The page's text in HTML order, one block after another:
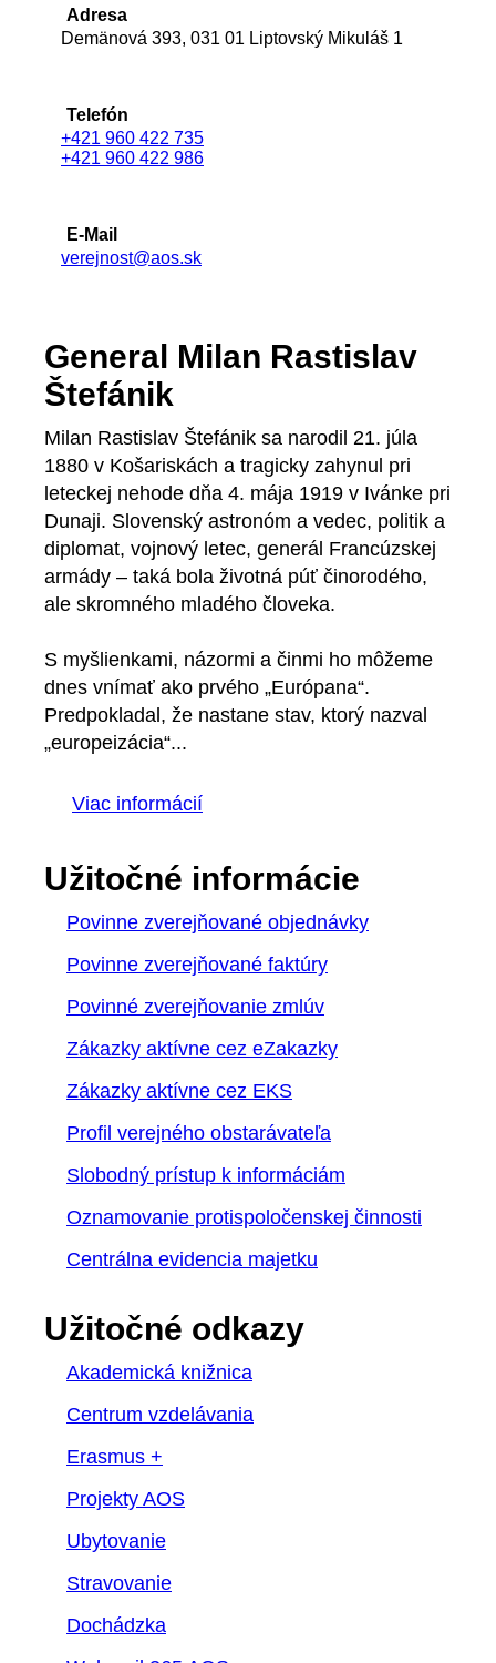
Adresa
Demänová 393, 031 01 Liptovský Mikuláš 1
Telefón
+421 960 422 735
+421 960 422 986
E-Mail
verejnost@aos.sk
General Milan Rastislav
Štefánik
Milan Rastislav Štefánik sa narodil 21. júla
1880 v Košariskách a tragicky zahynul pri
leteckej nehode dňa 4. mája 1919 v Ivánke pri
Dunaji. Slovenský astronóm a vedec, politik a
diplomat, vojnový letec, generál Francúzskej
armády – taká bola životná púť činorodého,
ale skromného mladého človeka.
S myšlienkami, názormi a činmi ho môžeme
dnes vnímať ako prvého „Európana“.
Predpokladal, že nastane stav, ktorý nazval
„europeizácia“...
Viac informácií
Užitočné informácie
Povinne zverejňované objednávky
Povinne zverejňované faktúry
Povinné zverejňovanie zmlúv
Zákazky aktívne cez eZakazky
Zákazky aktívne cez EKS
Profil verejného obstarávateľa
Slobodný prístup k informáciám
Oznamovanie protispoločenskej činnosti
Centrálna evidencia majetku
Užitočné odkazy
Akademická knižnica
Centrum vzdelávania
Erasmus +
Projekty AOS
Ubytovanie
Stravovanie
Dochádzka